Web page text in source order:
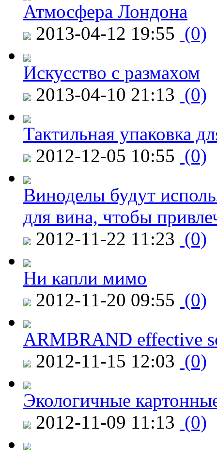
Атмосфера Лондона
2013-04-12 19:55 (0)
Искусство с размахом
2013-04-10 21:13 (0)
Тактильная упаковка
2012-12-05 10:55 (0)
Виноделы будут
для вина, чтобы
2012-11-22 11:23 (0)
Ни капли мимо
2012-11-20 09:55 (0)
ARMBRAND effective
2012-11-15 12:03 (0)
Экологичные
2012-11-09 11:13 (0)